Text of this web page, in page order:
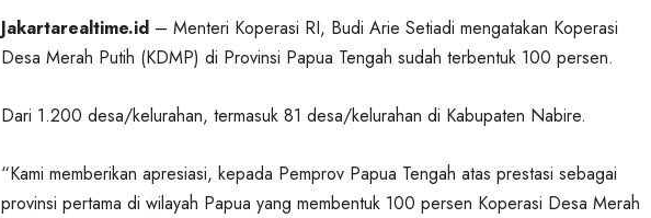
Jakartarealtime.id – Menteri Koperasi RI, Budi Arie Setiadi mengatakan Koperasi
Desa Merah Putih (KDMP) di Provinsi Papua Tengah sudah terbentuk 100 persen.
Dari 1.200 desa/kelurahan, termasuk 81 desa/kelurahan di Kabupaten Nabire.
“Kami memberikan apresiasi, kepada Pemprov Papua Tengah atas prestasi sebagai
provinsi pertama di wilayah Papua yang membentuk 100 persen Koperasi Desa Merah